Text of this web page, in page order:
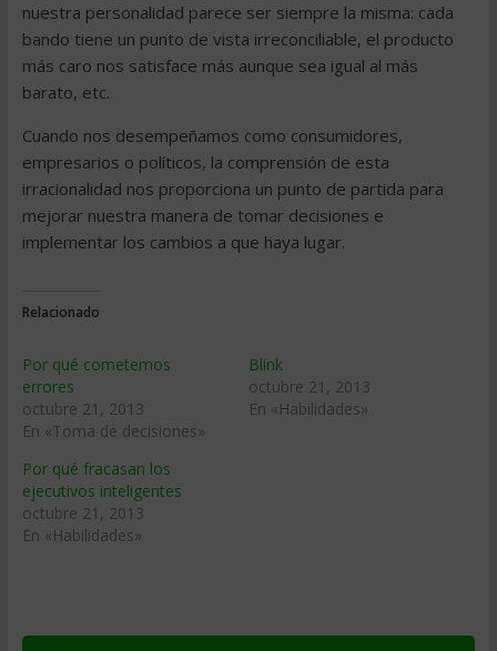
nuestra personalidad parece ser siempre la misma: cada
bando tiene un punto de vista irreconciliable, el producto
más caro nos satisface más aunque sea igual al más
barato, etc.
Cuando nos desempeñamos como consumidores,
empresarios o políticos, la comprensión de esta
irracionalidad nos proporciona un punto de partida para
mejorar nuestra manera de tomar decisiones e
implementar los cambios a que haya lugar.
Relacionado
Por qué cometemos
errores
octubre 21, 2013
En «Toma de decisiones»
Blink
octubre 21, 2013
En «Habilidades»
Por qué fracasan los
ejecutivos inteligentes
octubre 21, 2013
En «Habilidades»